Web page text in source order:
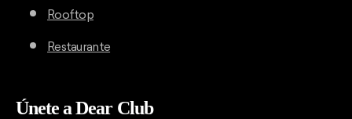
Rooftop
Restaurante
Únete a Dear Club